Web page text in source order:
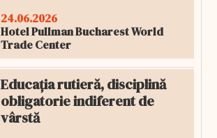
24.06.2026
Hotel Pullman Bucharest World
Trade Center
Educația rutieră, disciplină
obligatorie indiferent de
vârstă